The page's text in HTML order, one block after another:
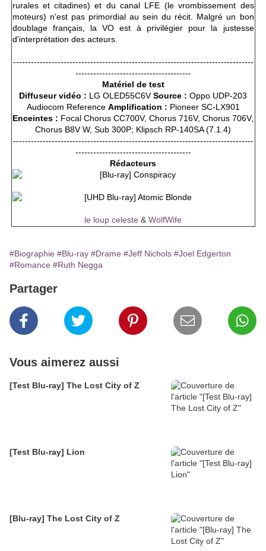
rurales et citadines) et du canal LFE (le vrombissement des
moteurs) n'est pas primordial au sein du récit. Malgré un bon
doublage français, la VO est à privilégier pour la justesse
d'interprétation des acteurs.
---------------------------------------------------------------------------------
---------------------------------------
Matériel de test
Diffuseur vidéo : LG OLED55C6VSource : Oppo UDP-203
Audiocom Reference Amplification : Pioneer SC-LX901
Enceintes : Focal Chorus CC700V, Chorus 716V, Chorus 706V,
Chorus B8V W, Sub 300P; Klipsch RP-140SA (7.1.4)
---------------------------------------------------------------------------------
---------------------------------------
Rédacteurs
le loup celeste & WolfWife
#Biographie #Blu-ray #Drame #Jeff Nichols #Joel Edgerton
#Romance #Ruth Negga
Partager
Vous aimerez aussi
[Test Blu-ray] The Lost City of Z
[Test Blu-ray] Lion
[Blu-ray] The Lost City of Z